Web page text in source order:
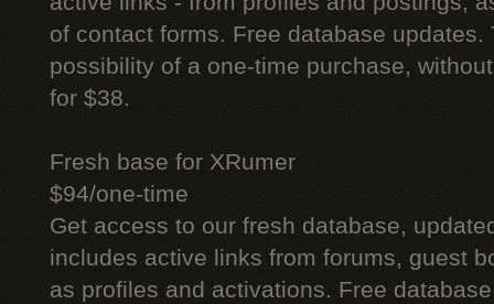
of contact forms. Free database updates.
possibility of a one-time purchase,
for $38.
Fresh base for XRumer
$94/one-time
Get access to our fresh database,
includes active links from forums, guest
as profiles and activations. Free